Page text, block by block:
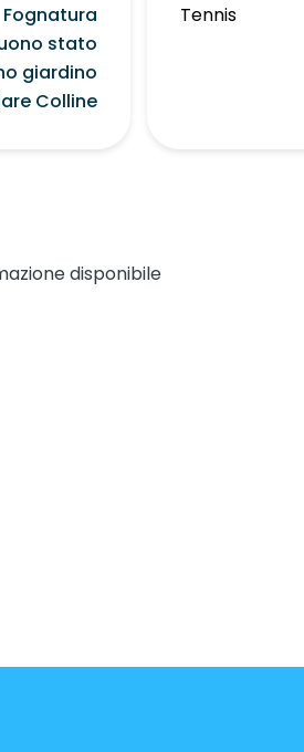
Fognatura
stato
giardino
Colline
Tennis
disponibile